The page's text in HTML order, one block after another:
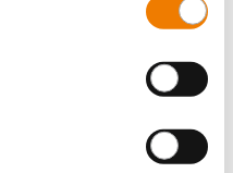
Steckverbindung von
100, 120 x 10